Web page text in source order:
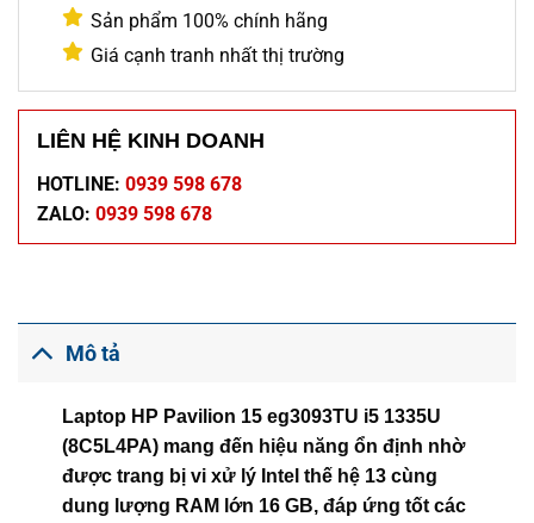
Sản phẩm 100% chính hãng
Giá cạnh tranh nhất thị trường
LIÊN HỆ KINH DOANH
HOTLINE: 0939 598 678
ZALO: 0939 598 678
Mô tả
Laptop HP Pavilion 15 eg3093TU i5 1335U
(8C5L4PA) mang đến hiệu năng ổn định nhờ
được trang bị vi xử lý Intel thế hệ 13 cùng
dung lượng RAM lớn 16 GB, đáp ứng tốt các